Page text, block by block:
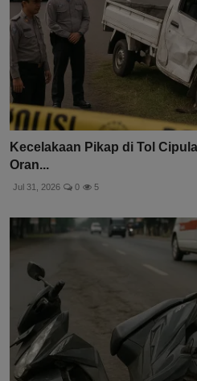
Kecelakaan Pikap di Tol
Oran...
Jul 31, 2026 0 5